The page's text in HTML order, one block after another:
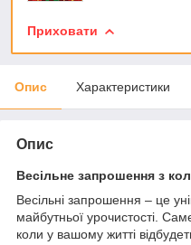
Приховати
Опис Характеристики
Опис
Весільне запрошення з
Весільні запрошення – це
майбутньої урочистості.
коли у вашому житті